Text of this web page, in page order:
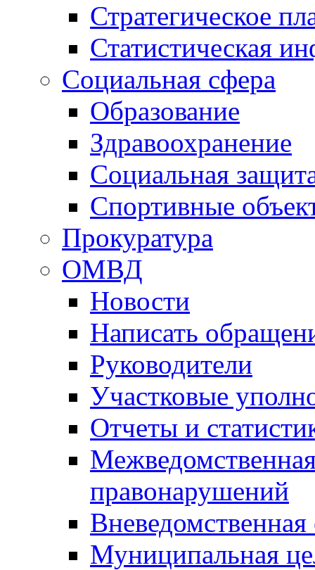
Стратегическое
Статистическая
Социальная сфера
Образование
Здравоохранение
Социальная
Спортивные
Прокуратура
ОМВД
Новости
Написать
Руководители
Участковые
Отчеты и
правонарушений
Вневедомственная
Муниципальная